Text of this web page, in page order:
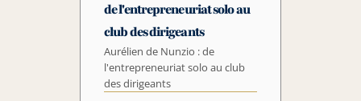
de l'entrepreneuriat solo au
club des dirigeants
Aurélien de Nunzio : de
l'entrepreneuriat solo au club
des dirigeants